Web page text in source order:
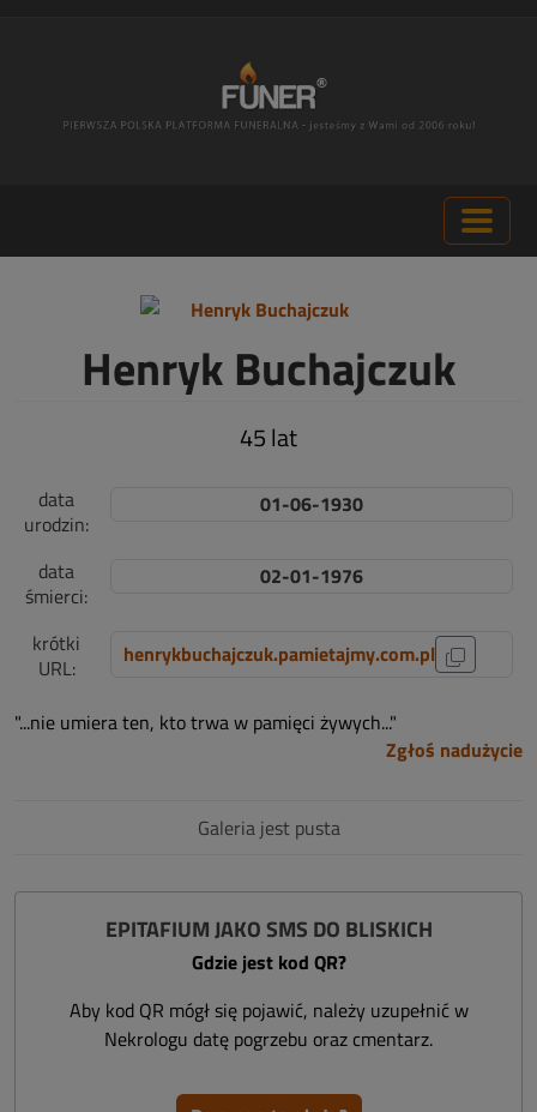
Henryk Buchajczuk
45 lat
data
urodzin:
01-06-1930
data
śmierci:
02-01-1976
krótki
URL:
henrykbuchajczuk.pamietajmy.com.pl
"...nie umiera ten, kto trwa w pamięci żywych..."
Zgłoś nadużycie
Galeria jest pusta
EPITAFIUM JAKO SMS DO BLISKICH
Gdzie jest kod QR?
Aby kod QR mógł się pojawić, należy uzupełnić w
Nekrologu datę pogrzebu oraz cmentarz.